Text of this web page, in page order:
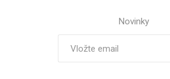
Novinky